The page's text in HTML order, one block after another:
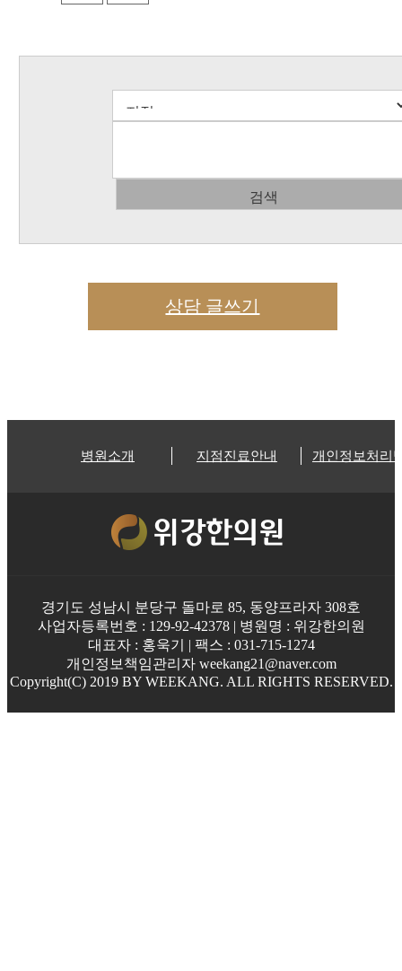
검색
상담 글쓰기
병원소개 지점진료안내 개인정보처리
경기도 성남시 분당구 돌마로 85, 동양프라자 308호
사업자등록번호 : 129-92-42378 | 병원명 : 위강한의원
대표자 : 홍욱기 | 팩스 : 031-715-1274
개인정보책임관리자 weekang21@naver.com
Copyright(C) 2019 BY WEEKANG. ALL RIGHTS RESERVED.